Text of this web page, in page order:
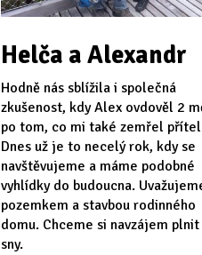
Helča a Alexandr
Hodně nás sblížila i společná
zkušenost, kdy Alex ovdověl 2
po tom, co mi také zemřel
Dnes už je to necelý rok, kdy se
navštěvujeme a máme podobné
vyhlídky do budoucna.
pozemkem a stavbou rodinného
domu. Chceme si navzájem plnit
sny.